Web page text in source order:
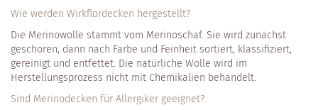
Wie werden Wirkflordecken hergestellt?
Die Merinowolle stammt vom Merinoschaf. Sie wird zunächst
geschoren, dann nach Farbe und Feinheit sortiert, klassifiziert,
gereinigt und entfettet. Die natürliche Wolle wird im
Herstellungsprozess nicht mit Chemikalien behandelt.
Sind Merinodecken für Allergiker geeignet?